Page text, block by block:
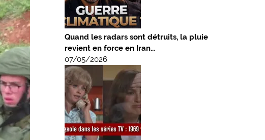
Quand les radars sont détruits, la pluie
revient en force en Iran…
07/05/2026